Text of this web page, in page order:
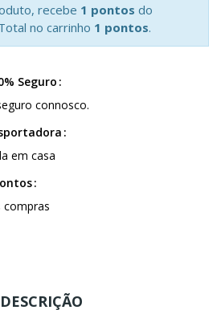
recebe 1 pontos do
no carrinho 1 pontos.
Seguro
connosco.
em casa
compras
DESCRIÇÃO